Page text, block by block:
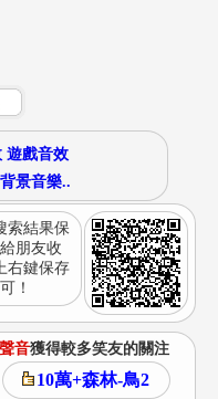
遊戲音效
景音樂..
索結果保
朋友收
右鍵保存
！
音獲得較多笑友的關注
10萬+森林-鳥2